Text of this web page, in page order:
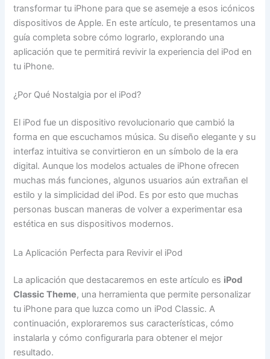
transformar tu iPhone para que se asemeje a esos icónicos
dispositivos de Apple. En este artículo, te presentamos una
guía completa sobre cómo lograrlo, explorando una
aplicación que te permitirá revivir la experiencia del iPod en
tu iPhone.
¿Por Qué Nostalgia por el iPod?
El iPod fue un dispositivo revolucionario que cambió la
forma en que escuchamos música. Su diseño elegante y su
interfaz intuitiva se convirtieron en un símbolo de la era
digital. Aunque los modelos actuales de iPhone ofrecen
muchas más funciones, algunos usuarios aún extrañan el
estilo y la simplicidad del iPod. Es por esto que muchas
personas buscan maneras de volver a experimentar esa
estética en sus dispositivos modernos.
La Aplicación Perfecta para Revivir el iPod
La aplicación que destacaremos en este artículo es iPod
Classic Theme, una herramienta que permite personalizar
tu iPhone para que luzca como un iPod Classic. A
continuación, exploraremos sus características, cómo
instalarla y cómo configurarla para obtener el mejor
resultado.